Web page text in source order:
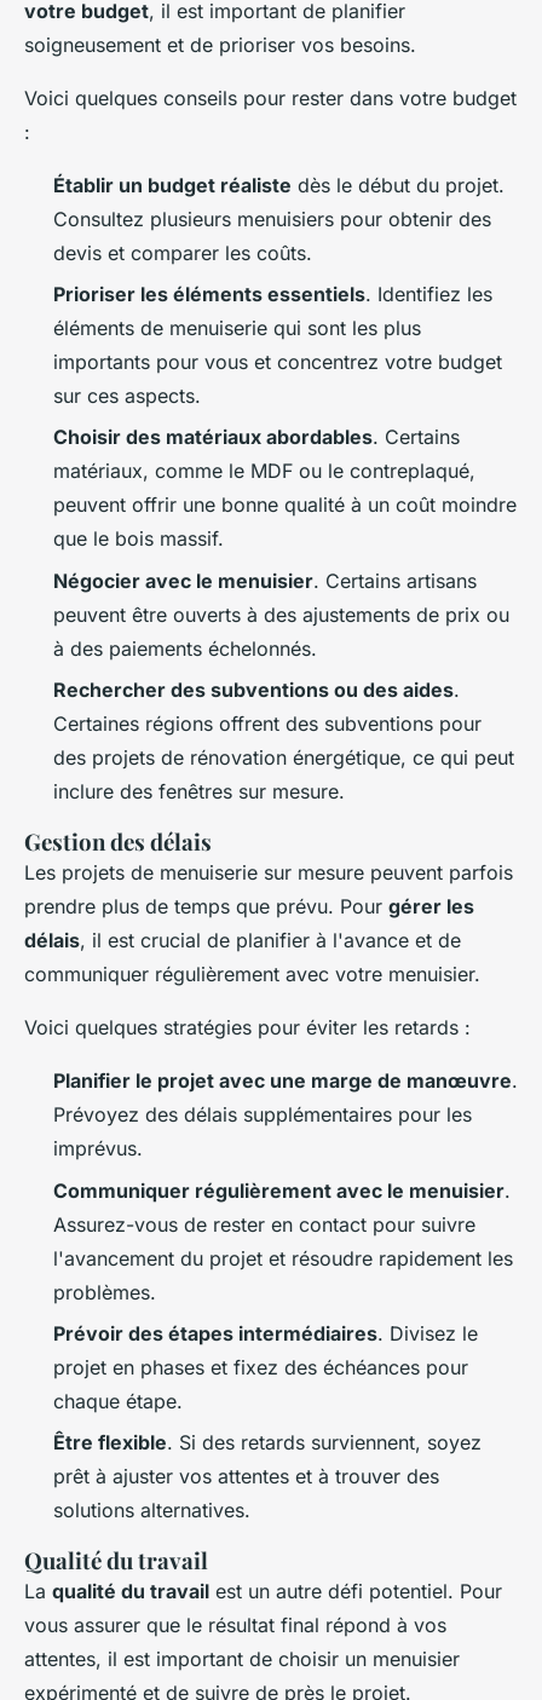
votre budget, il est important de planifier
soigneusement et de prioriser vos besoins.
Voici quelques conseils pour rester dans votre budget
:
Établir un budget réaliste dès le début du projet.
Consultez plusieurs menuisiers pour obtenir des
devis et comparer les coûts.
Prioriser les éléments essentiels. Identifiez les
éléments de menuiserie qui sont les plus
importants pour vous et concentrez votre budget
sur ces aspects.
Choisir des matériaux abordables. Certains
matériaux, comme le MDF ou le contreplaqué,
peuvent offrir une bonne qualité à un coût moindre
que le bois massif.
Négocier avec le menuisier. Certains artisans
peuvent être ouverts à des ajustements de prix ou
à des paiements échelonnés.
Rechercher des subventions ou des aides.
Certaines régions offrent des subventions pour
des projets de rénovation énergétique, ce qui peut
inclure des fenêtres sur mesure.
Gestion des délais
Les projets de menuiserie sur mesure peuvent parfois
prendre plus de temps que prévu. Pour gérer les
délais, il est crucial de planifier à l'avance et de
communiquer régulièrement avec votre menuisier.
Voici quelques stratégies pour éviter les retards :
Planifier le projet avec une marge de manœuvre.
Prévoyez des délais supplémentaires pour les
imprévus.
Communiquer régulièrement avec le menuisier.
Assurez-vous de rester en contact pour suivre
l'avancement du projet et résoudre rapidement les
problèmes.
Prévoir des étapes intermédiaires. Divisez le
projet en phases et fixez des échéances pour
chaque étape.
Être flexible. Si des retards surviennent, soyez
prêt à ajuster vos attentes et à trouver des
solutions alternatives.
Qualité du travail
La qualité du travail est un autre défi potentiel. Pour
vous assurer que le résultat final répond à vos
attentes, il est important de choisir un menuisier
expérimenté et de suivre de près le projet.